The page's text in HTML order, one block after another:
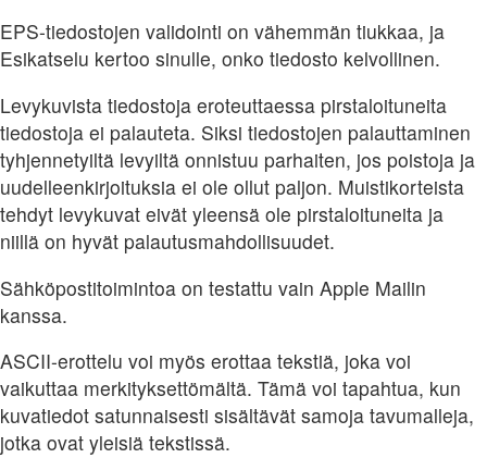
EPS-tiedostojen validointi on vähemmän tiukkaa, ja
Esikatselu kertoo sinulle, onko tiedosto kelvollinen.
Levykuvista tiedostoja eroteuttaessa pirstaloituneita
tiedostoja ei palauteta. Siksi tiedostojen palauttaminen
tyhjennetyiltä levyiltä onnistuu parhaiten, jos poistoja ja
uudelleenkirjoituksia ei ole ollut paljon. Muistikorteista
tehdyt levykuvat eivät yleensä ole pirstaloituneita ja
niillä on hyvät palautusmahdollisuudet.
Sähköpostitoimintoa on testattu vain Apple Mailin
kanssa.
ASCII-erottelu voi myös erottaa tekstiä, joka voi
vaikuttaa merkityksettömältä. Tämä voi tapahtua, kun
kuvatiedot satunnaisesti sisältävät samoja tavumalleja,
jotka ovat yleisiä tekstissä.